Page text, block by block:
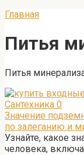
Главная
Питья
Питья
Сантехника 0
Значение
по залеганию и
Узнайте, какое
человека,